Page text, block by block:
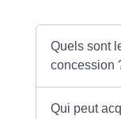
Quels sont
concession
Qui peut